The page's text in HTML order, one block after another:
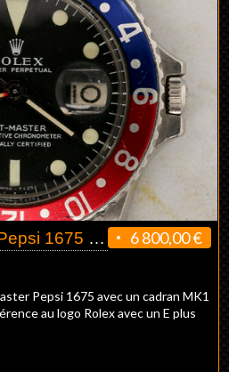
6 800,00 €
Rolex GMT-Master Pepsi 1675 MK1 « Long E »
Pepsi 1675 avec un cadran MK1
au logo Rolex avec un E plus